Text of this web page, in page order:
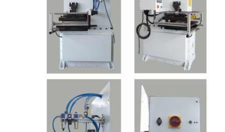
أخبار
حالات
آلة قطع الليزر
قطع الصلب القاعدة
يموت قطع المواد الاستهلاكية